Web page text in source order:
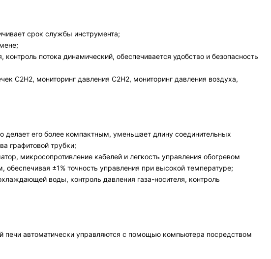
срок службы инструмента;
потока динамический, обеспечивается удобство и безопасность
C2H2, мониторинг давления C2H2, мониторинг давления воздуха,
делает его более компактным, уменьшает длину соединительных
графитовой трубки;
микросопротивление кабелей и легкость управления обогревом
±1% точность управления при высокой температуре;
воды, контроль давления газа-носителя, контроль
печи автоматически управляются с помощью компьютера посредством